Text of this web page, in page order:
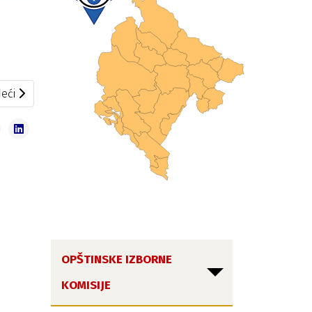
članak: 2020/06/29 – 2020/07/05
OPŠTINSKE IZBORNE
KOMISIJE